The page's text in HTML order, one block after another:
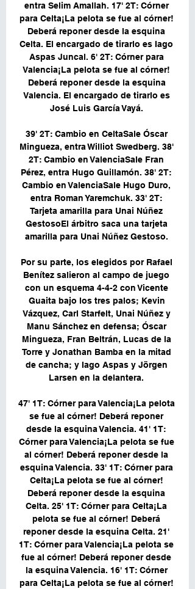
entra Selim Amallah. 17' 2T: Córner
para Celta¡La pelota se fue al córner!
Deberá reponer desde la esquina
Celta. El encargado de tirarlo es Iago
Aspas Juncal. 6' 2T: Córner para
Valencia¡La pelota se fue al córner!
Deberá reponer desde la esquina
Valencia. El encargado de tirarlo es
José Luis García Vayá.
39' 2T: Cambio en CeltaSale Óscar
Mingueza, entra Williot Swedberg. 38'
2T: Cambio en ValenciaSale Fran
Pérez, entra Hugo Guillamón. 38' 2T:
Cambio en ValenciaSale Hugo Duro,
entra Roman Yaremchuk. 33' 2T:
Tarjeta amarilla para Unai Núñez
GestosoEl árbitro saca una tarjeta
amarilla para Unai Núñez Gestoso.
Por su parte, los elegidos por Rafael
Benítez salieron al campo de juego
con un esquema 4-4-2 con Vicente
Guaita bajo los tres palos; Kevin
Vázquez, Carl Starfelt, Unai Núñez y
Manu Sánchez en defensa; Óscar
Mingueza, Fran Beltrán, Lucas de la
Torre y Jonathan Bamba en la mitad
de cancha; y Iago Aspas y Jörgen
Larsen en la delantera.
47' 1T: Córner para Valencia¡La pelota
se fue al córner! Deberá reponer
desde la esquina Valencia. 41' 1T:
Córner para Valencia¡La pelota se fue
al córner! Deberá reponer desde la
esquina Valencia. 33' 1T: Córner para
Celta¡La pelota se fue al córner!
Deberá reponer desde la esquina
Celta. 25' 1T: Córner para Celta¡La
pelota se fue al córner! Deberá
reponer desde la esquina Celta. 21'
1T: Córner para Valencia¡La pelota se
fue al córner! Deberá reponer desde
la esquina Valencia. 16' 1T: Córner
para Celta¡La pelota se fue al córner!